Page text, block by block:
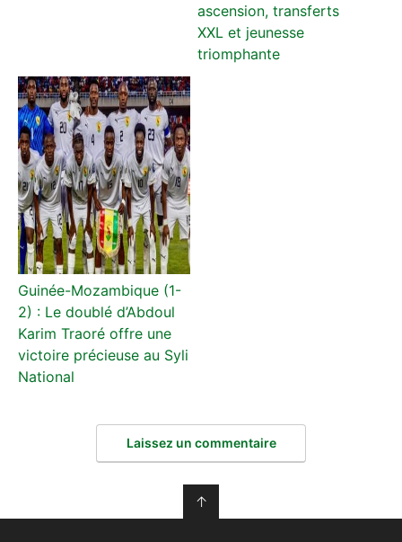
ascension, transferts
XXL et jeunesse
triomphante
Guinée-Mozambique (1-
2) : Le doublé d’Abdoul
Karim Traoré offre une
victoire précieuse au Syli
National
Laissez un commentaire
↑